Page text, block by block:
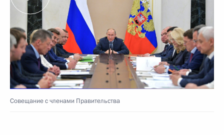
Совещание с членами Правительства